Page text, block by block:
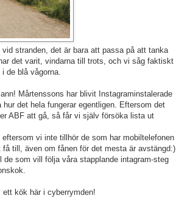
stranden, det är bara att passa på att tanka
det varit, vindarna till trots, och vi såg faktiskt
de blå vågorna.
Mårtenssons har blivit Instagraminstalerade
det hela fungerar egentligen. Eftersom det
ABF att gå, så får vi själv försöka lista ut
vi inte tillhör de som har mobiltelefonen
till, även om fånen för det mesta är avstängd:)
som vill följa våra stapplande intagram-steg
kök här i cyberrymden!